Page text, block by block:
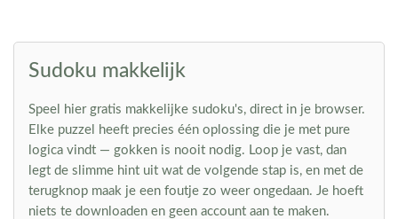
Sudoku makkelijk
Speel hier gratis makkelijke sudoku's, direct in je browser.
Elke puzzel heeft precies één oplossing die je met pure
logica vindt — gokken is nooit nodig. Loop je vast, dan
legt de slimme hint uit wat de volgende stap is, en met de
terugknop maak je een foutje zo weer ongedaan. Je hoeft
niets te downloaden en geen account aan te maken.